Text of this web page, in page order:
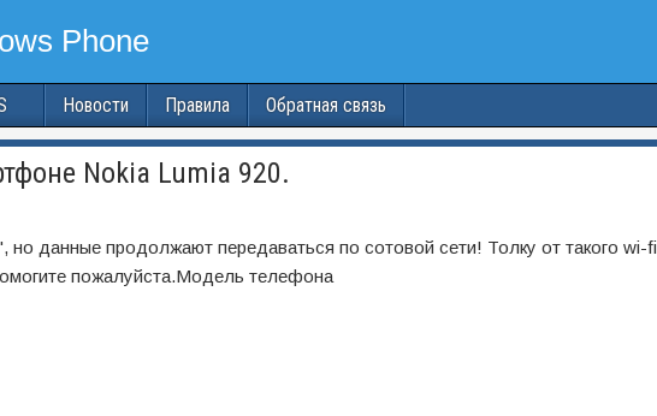
Новости Правила Обратная связь
Nokia Lumia 920.
данные продолжают передаваться по сотовой сети! Толку от такого wi-fi
пожалуйста.Модель телефона